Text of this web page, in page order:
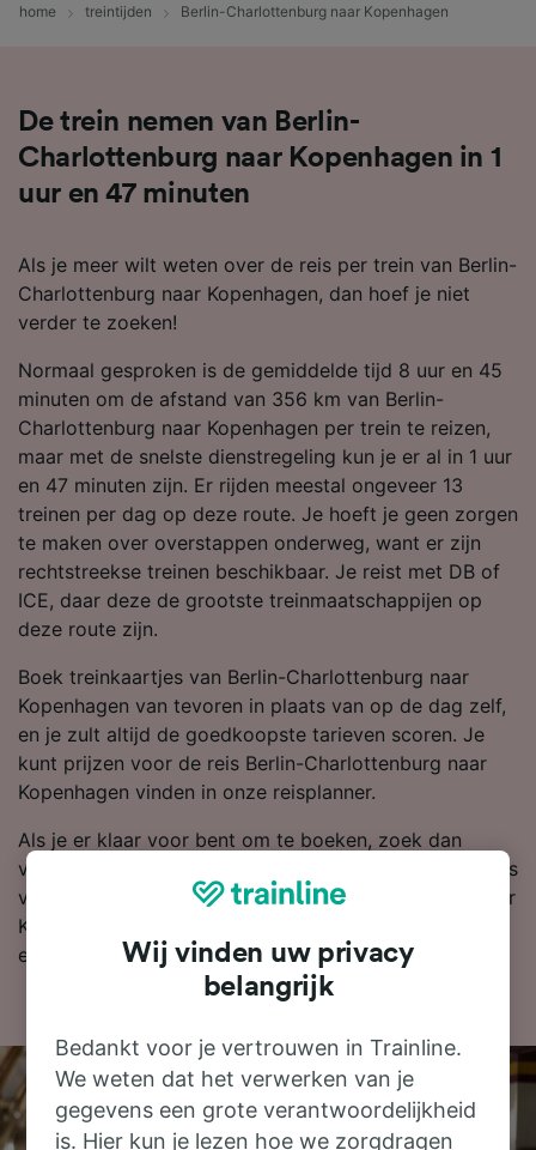
home treintijden Berlin-Charlottenburg naar Kopenhagen
De trein nemen van Berlin-
Charlottenburg naar Kopenhagen in 1
uur en 47 minuten
Als je meer wilt weten over de reis per trein van Berlin-
Charlottenburg naar Kopenhagen, dan hoef je niet
verder te zoeken!
Normaal gesproken is de gemiddelde tijd 8 uur en 45
minuten om de afstand van 356 km van Berlin-
Charlottenburg naar Kopenhagen per trein te reizen,
maar met de snelste dienstregeling kun je er al in 1 uur
en 47 minuten zijn. Er rijden meestal ongeveer 13
treinen per dag op deze route. Je hoeft je geen zorgen
te maken over overstappen onderweg, want er zijn
rechtstreekse treinen beschikbaar. Je reist met DB of
ICE, daar deze de grootste treinmaatschappijen op
deze route zijn.
Boek treinkaartjes van Berlin-Charlottenburg naar
Kopenhagen van tevoren in plaats van op de dag zelf,
en je zult altijd de goedkoopste tarieven scoren. Je
kunt prijzen voor de reis Berlin-Charlottenburg naar
Kopenhagen vinden in onze reisplanner.
Als je er klaar voor bent om te boeken, zoek dan
vandaag nog bij ons naar goedkope treinkaartjes. Lees
verder voor meer informatie over de reis per trein naar
Kopenhagen, zoals onze dienstregeling waarin je de
eerste en laatste treinen kunt bekijken.
Wij vinden uw privacy
belangrijk
Bedankt voor je vertrouwen in Trainline.
We weten dat het verwerken van je
gegevens een grote verantwoordelijkheid
is. Hier kun je lezen hoe we zorgdragen